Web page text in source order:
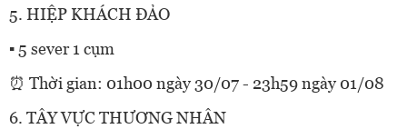
5. HIỆP KHÁCH ĐẢO
▪ 5 sever 1 cụm
⏰ Thời gian: 01h00 ngày 30/07 - 23h59 ngày 01/08
6. TÂY VỰC THƯƠNG NHÂN